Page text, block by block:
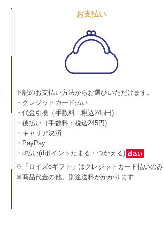
お支払い
下記のお支払い方法からお選びいただけます。
・クレジットカード払い
・代金引換（手数料：税込245円)
・後払い（手数料：税込245円)
・キャリア決済
・PayPay
・d払い(dポイントたまる・つかえる)
※「ロイズeギフト」はクレジットカード払いのみ
※商品代金の他、別途送料がかかります